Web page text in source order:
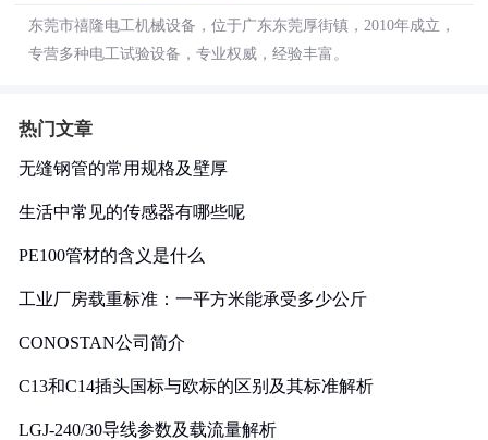
东莞市禧隆电工机械设备，位于广东东莞厚街镇，2010年成立，
专营多种电工试验设备，专业权威，经验丰富。
热门文章
无缝钢管的常用规格及壁厚
生活中常见的传感器有哪些呢
PE100管材的含义是什么
工业厂房载重标准：一平方米能承受多少公斤
CONOSTAN公司简介
C13和C14插头国标与欧标的区别及其标准解析
LGJ-240/30导线参数及载流量解析